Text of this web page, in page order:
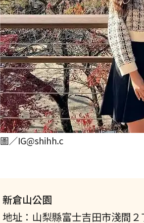
圖／IG@shihh.c
新倉山公園
地址：山梨縣富士吉田市淺間